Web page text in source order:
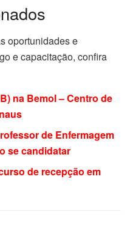
oportunidades e
e capacitação, confira
na Bemol – Centro de
de Enfermagem
se candidatar
de recepção em